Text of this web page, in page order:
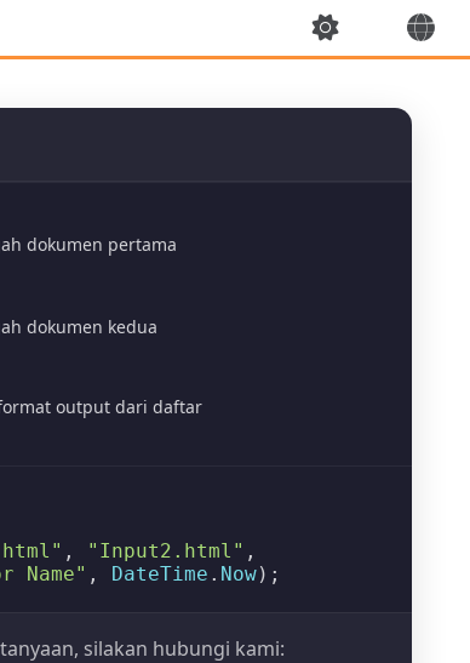
dokumen pertama
dokumen kedua
output dari daftar
, "Input2.html" ,
Name" , DateTime . Now
silakan hubungi kami: